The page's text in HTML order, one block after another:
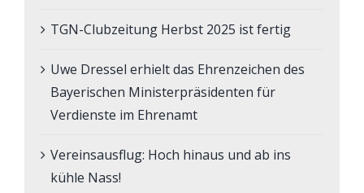
TGN-Clubzeitung Herbst 2025 ist fertig
Uwe Dressel erhielt das Ehrenzeichen des
Bayerischen Ministerpräsidenten für
Verdienste im Ehrenamt
Vereinsausflug: Hoch hinaus und ab ins
kühle Nass!